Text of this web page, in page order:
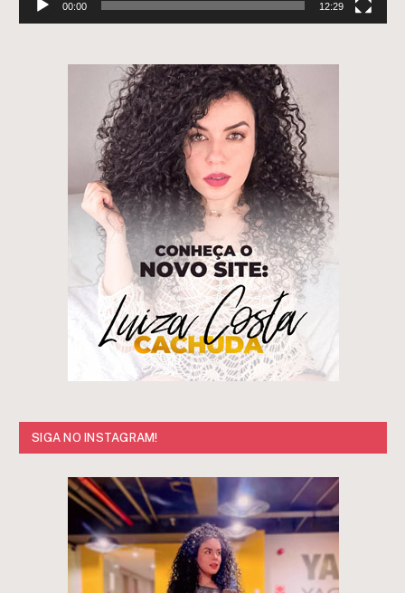
00:00 12:29
SIGA NO INSTAGRAM!